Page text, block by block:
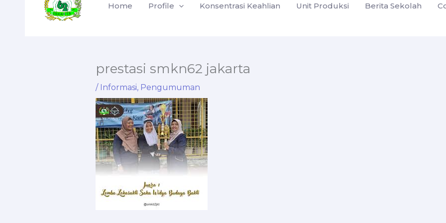
Home Profile Konsentrasi Keahlian Unit Produksi Berita Sekolah
prestasi smkn62 jakarta
/ Informasi, Pengumuman